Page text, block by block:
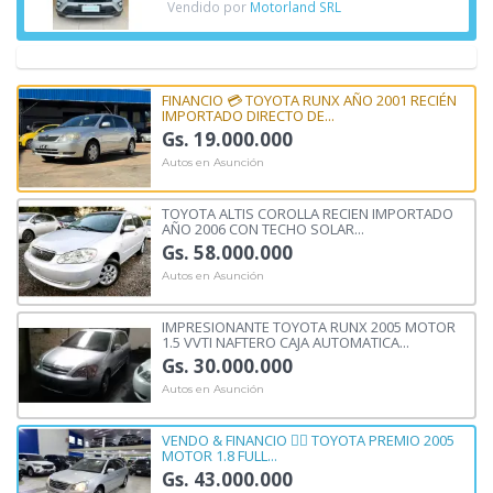
Vendido por Motorland SRL
FINANCIO 💳 TOYOTA RUNX AÑO 2001 RECIÉN
IMPORTADO DIRECTO DE...
Gs. 19.000.000
Autos en Asunción
TOYOTA ALTIS COROLLA RECIEN IMPORTADO
AÑO 2006 CON TECHO SOLAR...
Gs. 58.000.000
Autos en Asunción
IMPRESIONANTE TOYOTA RUNX 2005 MOTOR
1.5 VVTI NAFTERO CAJA AUTOMATICA...
Gs. 30.000.000
Autos en Asunción
VENDO & FINANCIO ☝🏼 TOYOTA PREMIO 2005
MOTOR 1.8 FULL...
Gs. 43.000.000